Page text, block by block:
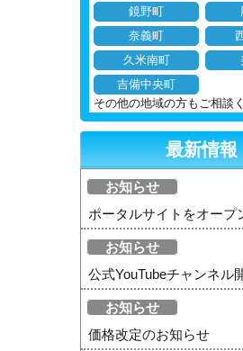
鏡野町
奈義町
久米南町
吉備中央町
その他の地域の方もご相談
最新情報
お知らせ
ポータルサイトをオープ
お知らせ
公式YouTubeチャンネル
お知らせ
価格改定のお知らせ